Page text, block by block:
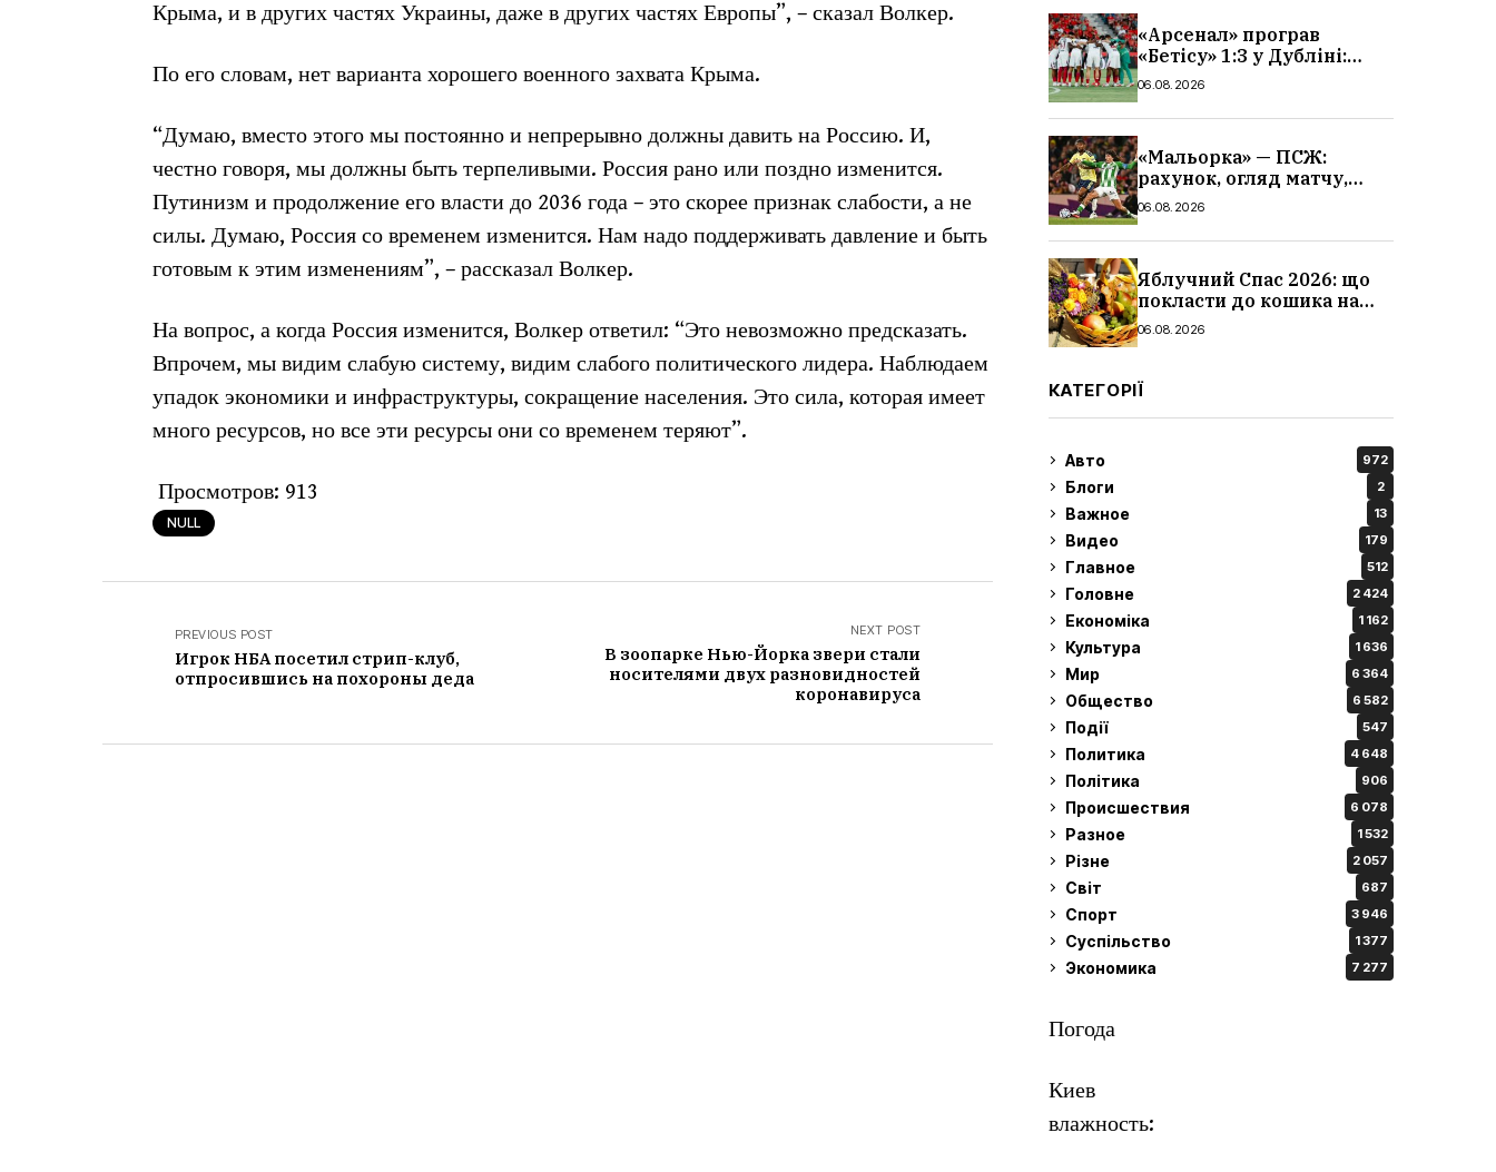
Крыма, и в других частях Украины, даже в других частях Европы”, – сказал Волкер.
По его словам, нет варианта хорошего военного захвата Крыма.
“Думаю, вместо этого мы постоянно и непрерывно должны давить на Россию. И,
честно говоря, мы должны быть терпеливыми. Россия рано или поздно изменится.
Путинизм и продолжение его власти до 2036 года – это скорее признак слабости, а не
силы. Думаю, Россия со временем изменится. Нам надо поддерживать давление и быть
готовым к этим изменениям”, – рассказал Волкер.
На вопрос, а когда Россия изменится, Волкер ответил: “Это невозможно предсказать.
Впрочем, мы видим слабую систему, видим слабого политического лидера. Наблюдаем
упадок экономики и инфраструктуры, сокращение населения. Это сила, которая имеет
много ресурсов, но все эти ресурсы они со временем теряют”.
Просмотров: 913
NULL
PREVIOUS POST
Игрок НБА посетил стрип-клуб,
отпросившись на похороны деда
NEXT POST
В зоопарке Нью-Йорка звери стали
носителями двух разновидностей
коронавируса
«Арсенал» програв
«Бетісу» 1:3 у Дубліні:
огляд матчу та всі голи
06.08.2026
«Мальорка» — ПСЖ:
рахунок, огляд матчу,
голи та склад парижан
06.08.2026
Яблучний Спас 2026: що
покласти до кошика на
освячення, які фрукти,
06.08.2026
КАТЕГОРІЇ
Авто 972
Блоги 2
Важное 13
Видео 179
Главное 512
Головне 2 424
Економіка 1 162
Культура 1 636
Мир 6 364
Общество 6 582
Події 547
Политика 4 648
Політика 906
Происшествия 6 078
Разное 1 532
Різне 2 057
Світ 687
Спорт 3 946
Суспільство 1 377
Экономика 7 277
Погода
Киев
влажность: